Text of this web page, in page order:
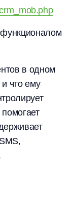
функционалом
в одном
и что ему